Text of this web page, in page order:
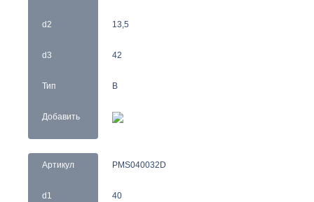
d2
d3
Тип
Добавить
13,5
42
B
Артикул
d1
PMS040032D
40